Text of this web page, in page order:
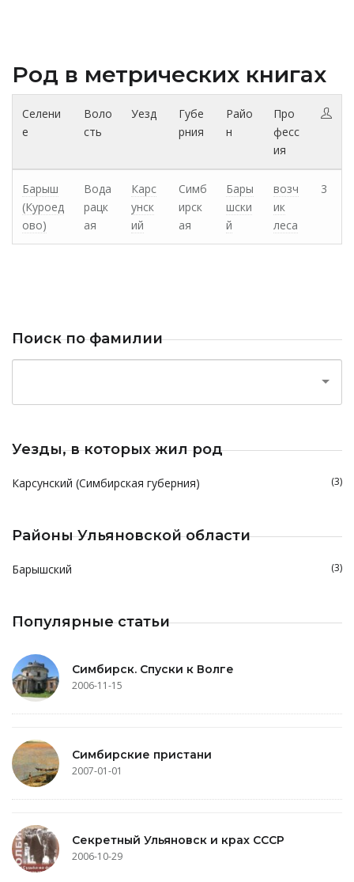
Род в метрических книгах
Селени
е
Воло
сть
Уезд
Губе
рния
Райо
н
Про
фесс
ия
Барыш
(Куроед
ово)
Вода
рацк
ая
Карс
унск
ий
Симб
ирск
ая
Бары
шски
й
возч
ик
леса
3
Поиск по фамилии
Уезды, в которых жил род
Карсунский (Симбирская губерния) (3)
Районы Ульяновской области
Барышский (3)
Популярные статьи
Симбирск. Спуски к Волге
2006-11-15
Симбирские пристани
2007-01-01
Секретный Ульяновск и крах СССР
2006-10-29